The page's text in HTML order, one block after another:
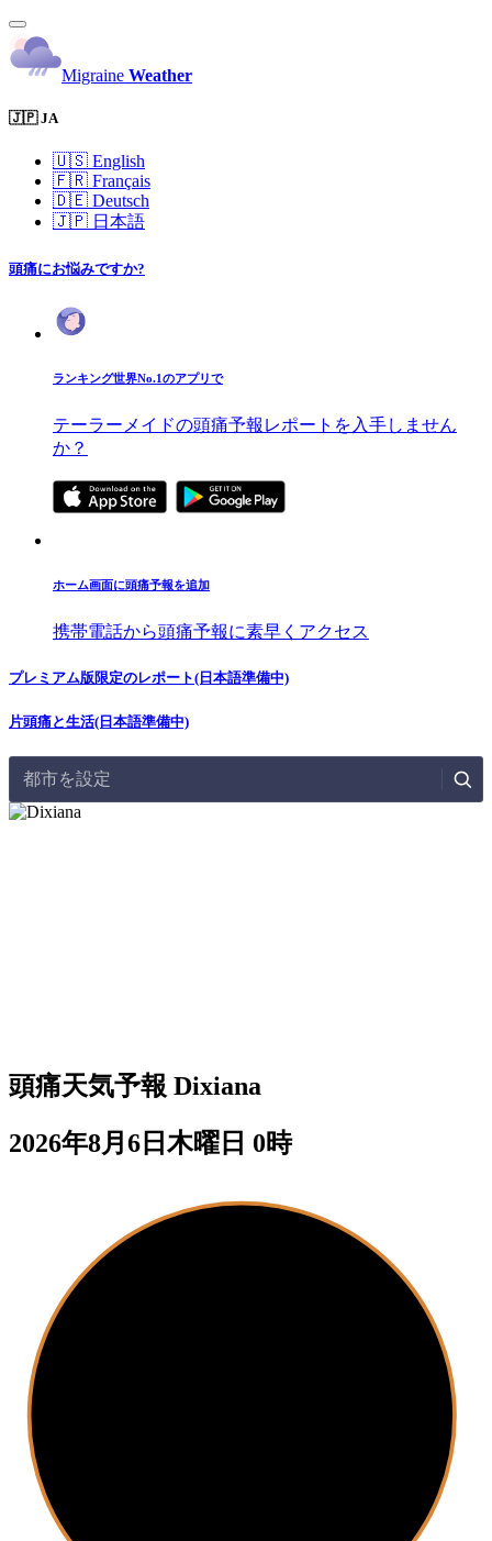
Migraine Weather
🇯🇵 JA
🇺🇸 English
🇫🇷 Français
🇩🇪 Deutsch
🇯🇵 日本語
頭痛にお悩みですか?
ランキング世界No.1のアプリで
テーラーメイドの頭痛予報レポートを入手しません
か？
ホーム画面に頭痛予報を追加
携帯電話から頭痛予報に素早くアクセス
プレミアム版限定のレポート(日本語準備中)
片頭痛と生活(日本語準備中)
都市を設定
頭痛天気予報 Dixiana
2026年8月6日木曜日 0時